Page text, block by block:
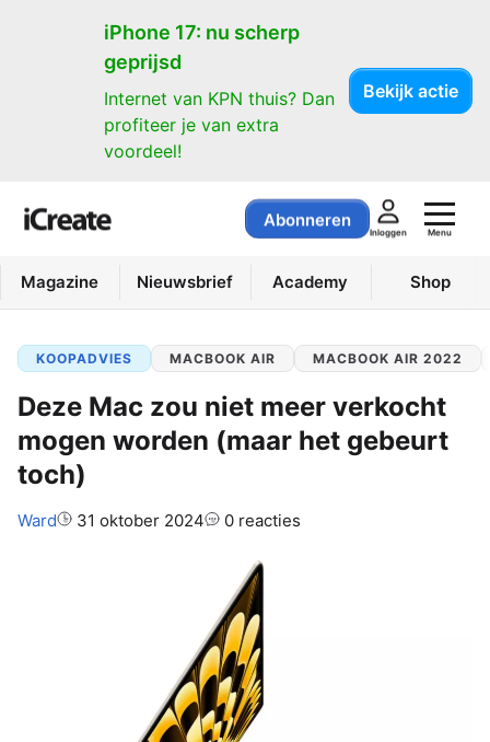
iPhone 17: nu scherp
geprijsd
Internet van KPN thuis? Dan
profiteer je van extra
voordeel!
Bekijk actie
Abonneren
Inloggen Menu
Magazine Nieuwsbrief Academy Shop
KOOPADVIES MACBOOK AIR MACBOOK AIR 2022
Deze Mac zou niet meer verkocht
mogen worden (maar het gebeurt
toch)
Auteur:
Ward 31 oktober 2024 0 reacties